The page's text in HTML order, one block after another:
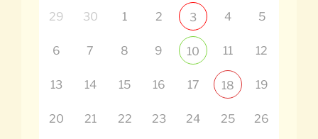
29 30 1 2 3 4 5
6 7 8 9 10 11 12
13 14 15 16 17 18 19
20 21 22 23 24 25 26